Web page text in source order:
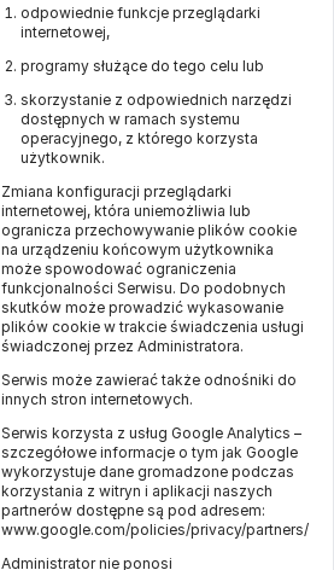
odpowiednie funkcje przeglądarki
internetowej,
programy służące do tego celu lub
skorzystanie z odpowiednich narzędzi
dostępnych w ramach systemu
operacyjnego, z którego korzysta
użytkownik.
Zmiana konfiguracji przeglądarki
internetowej, która uniemożliwia lub
ogranicza przechowywanie plików cookie
na urządzeniu końcowym użytkownika
może spowodować ograniczenia
funkcjonalności Serwisu. Do podobnych
skutków może prowadzić wykasowanie
plików cookie w trakcie świadczenia usługi
świadczonej przez Administratora.
Serwis może zawierać także odnośniki do
innych stron internetowych.
Serwis korzysta z usług Google Analytics –
szczegółowe informacje o tym jak Google
wykorzystuje dane gromadzone podczas
korzystania z witryn i aplikacji naszych
partnerów dostępne są pod adresem:
www.google.com/policies/privacy/partners/
Administrator nie ponosi